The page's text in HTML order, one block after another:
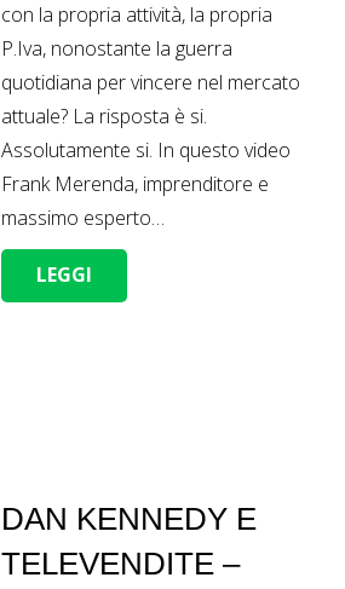
con la propria attività, la propria
P.Iva, nonostante la guerra
quotidiana per vincere nel mercato
attuale? La risposta è si.
Assolutamente si. In questo video
Frank Merenda, imprenditore e
massimo esperto…
LEGGI
DAN KENNEDY E
TELEVENDITE –